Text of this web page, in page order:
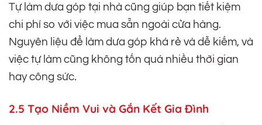
Tự làm dưa góp tại nhà cũng giúp bạn tiết kiệm
chi phí so với việc mua sẵn ngoài cửa hàng.
Nguyên liệu để làm dưa góp khá rẻ và dễ kiếm, và
việc tự làm cũng không tốn quá nhiều thời gian
hay công sức.
2.5 Tạo Niềm Vui và Gắn Kết Gia Đình